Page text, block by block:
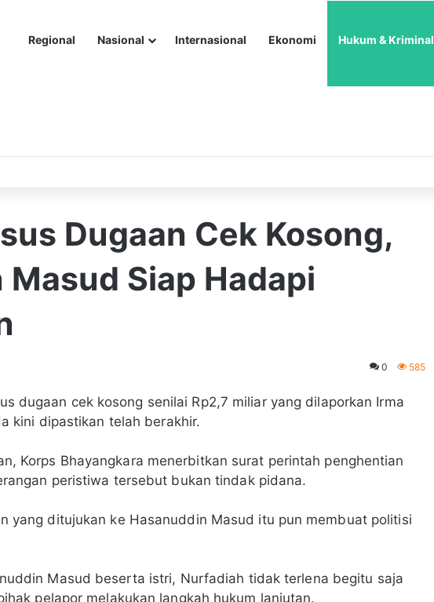
Regional Nasional Internasional Ekonomi Hukum & Kriminal
Dugaan Cek Kosong,
Siap Hadapi
0 585
dugaan cek kosong senilai Rp2,7 miliar yang dilaporkan Irma
kini dipastikan telah berakhir.
Korps Bhayangkara menerbitkan surat perintah penghentian
peristiwa tersebut bukan tindak pidana.
yang ditujukan ke Hasanuddin Masud itu pun membuat politisi
Masud beserta istri, Nurfadiah tidak terlena begitu saja
pelapor melakukan langkah hukum lanjutan.